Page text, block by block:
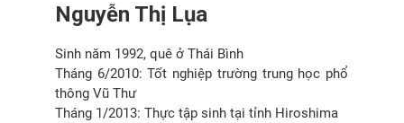
Nguyễn Thị Lụa
Sinh năm 1992, quê ở Thái Bình
Tháng 6/2010: Tốt nghiệp trường trung học phổ
thông Vũ Thư
Tháng 1/2013: Thực tập sinh tại tỉnh Hiroshima